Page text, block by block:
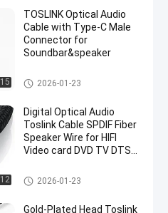
TOSLINK Optical Audio
Cable with Type-C Male
Connector for
Soundbar&speaker
audio adattatore ottico
2026-01-23
Digital Optical Audio
Toslink Cable SPDIF Fiber
Speaker Wire for HIFI
Video card DVD TV DTS
audio cavo ottico
2026-01-23
Gold-Plated Head Toslink